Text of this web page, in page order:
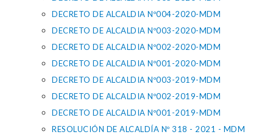
DECRETO DE ALCALDIA Nº004-2020-MDM
DECRETO DE ALCALDIA Nº003-2020-MDM
DECRETO DE ALCALDIA Nº002-2020-MDM
DECRETO DE ALCALDIA Nº001-2020-MDM
DECRETO DE ALCALDIA Nº003-2019-MDM
DECRETO DE ALCALDIA Nº002-2019-MDM
DECRETO DE ALCALDIA Nº001-2019-MDM
RESOLUCIÓN DE ALCALDÍA Nº 318 - 2021 - MDM